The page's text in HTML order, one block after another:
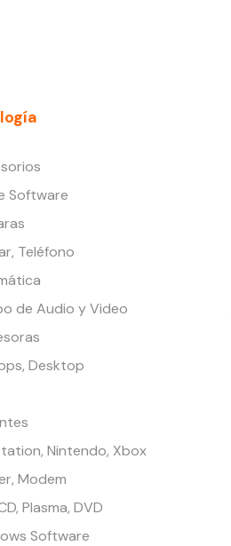
Software
Teléfono
de Audio y Video
Desktop
Nintendo, Xbox
Modem
Plasma, DVD
Software